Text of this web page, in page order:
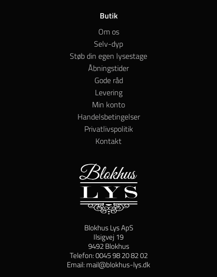
Blokhus Lys ApS
Ilsigvej 19
9492 Blokhus
Telefon: 0045 98 20 82 02
Email: mail@blokhus-lys.dk
Butik
Om os
Selv-dyp
Støb din egen lysestage
Åbningstider
Gode råd
Levering
Min konto
Handelsbetingelser
Privatlivspolitik
Kontakt